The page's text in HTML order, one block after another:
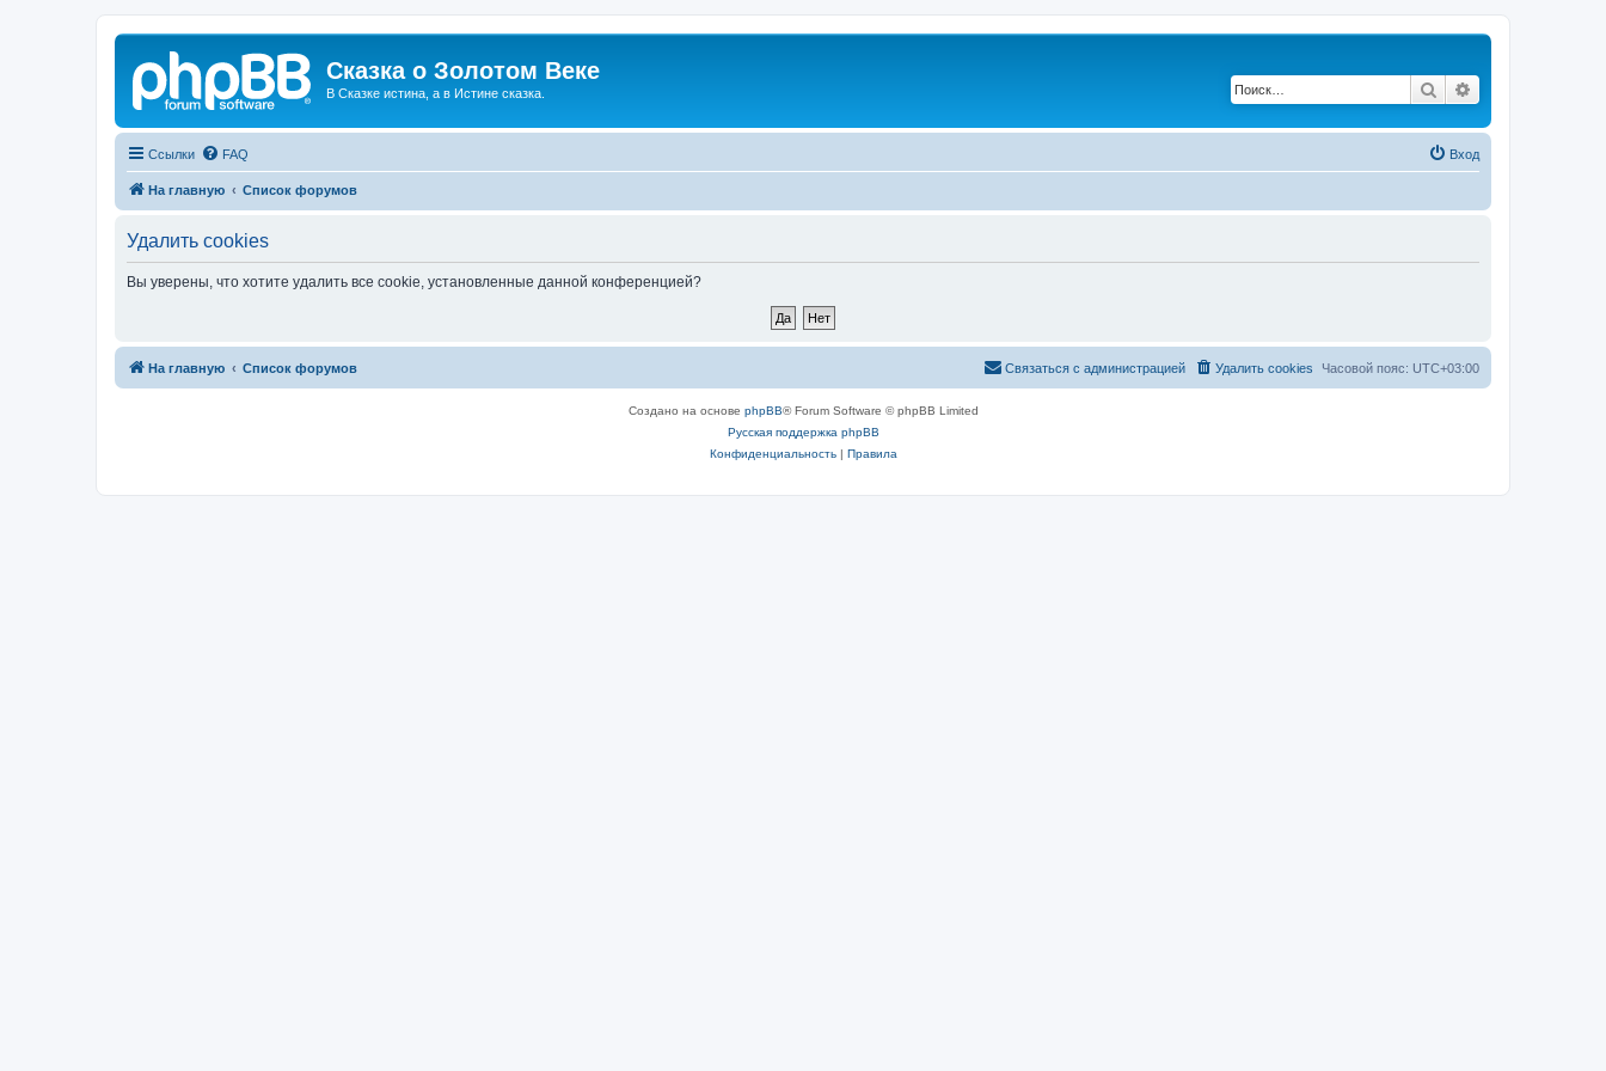
Сказка о Золотом Веке
В Сказке истина, а в Истине сказка. Поиск
Ссылки FAQ Вход
На главную Список форумов
Удалить cookies
Вы уверены, что хотите удалить все cookie, установленные данной конференцией?
На главную Список форумов Часовой пояс: UTC+03:00
Удалить cookies
Связаться с администрацией
Создано на основе phpBB® Forum Software © phpBB Limited
Русская поддержка phpBB
Конфиденциальность| Правила